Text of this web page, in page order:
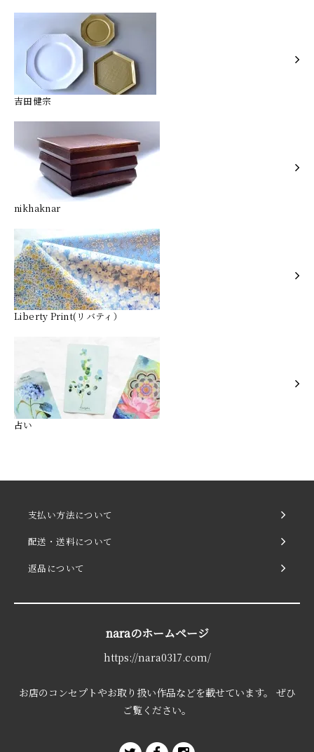
吉田健宗
nikhaknar
Liberty Print(リバティ）
占い
支払い方法について
配送・送料について
返品について
naraのホームページ
https://nara0317.com/
お店のコンセプトやお取り扱い作品などを載せています。 ぜひ
ご覧ください。